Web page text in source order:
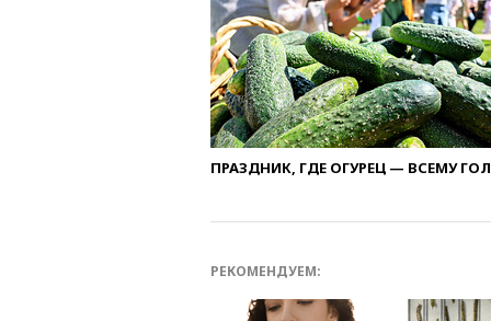
ПРАЗДНИК, ГДЕ ОГУРЕЦ — ВСЕМУ
РЕКОМЕНДУЕМ: